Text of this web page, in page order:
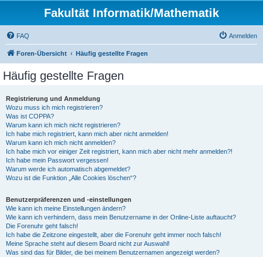
Fakultät Informatik/Mathematik
FAQ Anmelden
Foren-Übersicht Häufig gestellte Fragen
Häufig gestellte Fragen
Registrierung und Anmeldung
Wozu muss ich mich registrieren?
Was ist COPPA?
Warum kann ich mich nicht registrieren?
Ich habe mich registriert, kann mich aber nicht anmelden!
Warum kann ich mich nicht anmelden?
Ich habe mich vor einiger Zeit registriert, kann mich aber nicht mehr anmelden?!
Ich habe mein Passwort vergessen!
Warum werde ich automatisch abgemeldet?
Wozu ist die Funktion „Alle Cookies löschen“?
Benutzerpräferenzen und -einstellungen
Wie kann ich meine Einstellungen ändern?
Wie kann ich verhindern, dass mein Benutzername in der Online-Liste auftaucht?
Die Forenuhr geht falsch!
Ich habe die Zeitzone eingestellt, aber die Forenuhr geht immer noch falsch!
Meine Sprache steht auf diesem Board nicht zur Auswahl!
Was sind das für Bilder, die bei meinem Benutzernamen angezeigt werden?